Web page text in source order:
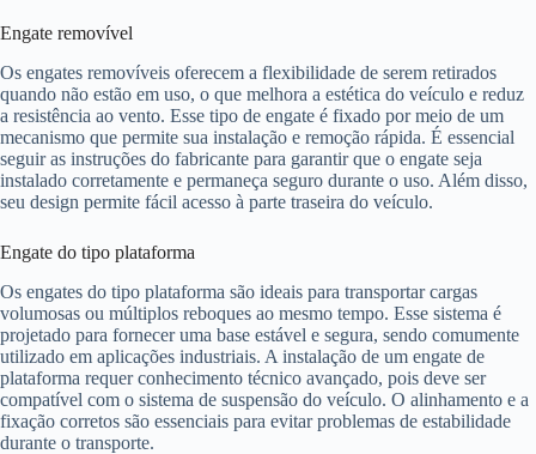
Engate removível
Os engates removíveis oferecem a flexibilidade de serem retirados
quando não estão em uso, o que melhora a estética do veículo e reduz
a resistência ao vento. Esse tipo de engate é fixado por meio de um
mecanismo que permite sua instalação e remoção rápida. É essencial
seguir as instruções do fabricante para garantir que o engate seja
instalado corretamente e permaneça seguro durante o uso. Além disso,
seu design permite fácil acesso à parte traseira do veículo.
Engate do tipo plataforma
Os engates do tipo plataforma são ideais para transportar cargas
volumosas ou múltiplos reboques ao mesmo tempo. Esse sistema é
projetado para fornecer uma base estável e segura, sendo comumente
utilizado em aplicações industriais. A instalação de um engate de
plataforma requer conhecimento técnico avançado, pois deve ser
compatível com o sistema de suspensão do veículo. O alinhamento e a
fixação corretos são essenciais para evitar problemas de estabilidade
durante o transporte.